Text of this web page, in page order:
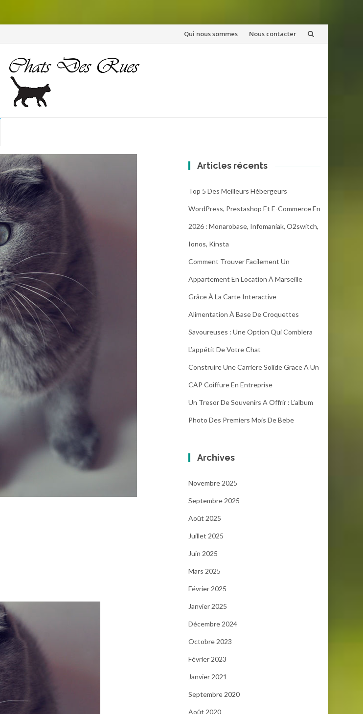
Aller
Qui nous sommes Nous contacter
Articles récents
Top 5 Des Meilleurs Hébergeurs
WordPress, Prestashop Et E-Commerce En
2026 : Monarobase, Infomaniak, O2switch,
Ionos, Kinsta
Comment Trouver Facilement Un
Appartement En Location À Marseille
Grâce À La Carte Interactive
Alimentation À Base De Croquettes
Savoureuses : Une Option Qui Comblera
L’appétit De Votre Chat
Construire Une Carriere Solide Grace A Un
CAP Coiffure En Entreprise
Un Tresor De Souvenirs A Offrir : L’album
Photo Des Premiers Mois De Bebe
Archives
Novembre 2025
Septembre 2025
Août 2025
Juillet 2025
Juin 2025
Mars 2025
Février 2025
Janvier 2025
Décembre 2024
Octobre 2023
Février 2023
Janvier 2021
Septembre 2020
Août 2020